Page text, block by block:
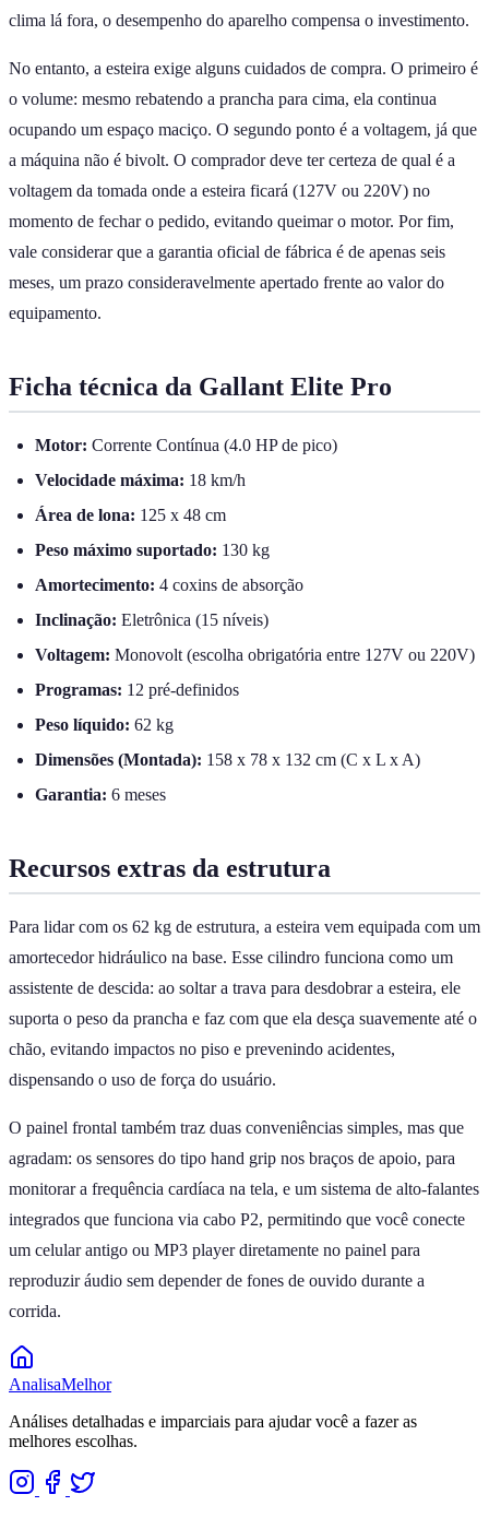
clima lá fora, o desempenho do aparelho compensa o investimento.
No entanto, a esteira exige alguns cuidados de compra. O primeiro é
o volume: mesmo rebatendo a prancha para cima, ela continua
ocupando um espaço maciço. O segundo ponto é a voltagem, já que
a máquina não é bivolt. O comprador deve ter certeza de qual é a
voltagem da tomada onde a esteira ficará (127V ou 220V) no
momento de fechar o pedido, evitando queimar o motor. Por fim,
vale considerar que a garantia oficial de fábrica é de apenas seis
meses, um prazo consideravelmente apertado frente ao valor do
equipamento.
Ficha técnica da Gallant Elite Pro
Motor: Corrente Contínua (4.0 HP de pico)
Velocidade máxima: 18 km/h
Área de lona: 125 x 48 cm
Peso máximo suportado: 130 kg
Amortecimento: 4 coxins de absorção
Inclinação: Eletrônica (15 níveis)
Voltagem: Monovolt (escolha obrigatória entre 127V ou 220V)
Programas: 12 pré-definidos
Peso líquido: 62 kg
Dimensões (Montada): 158 x 78 x 132 cm (C x L x A)
Garantia: 6 meses
Recursos extras da estrutura
Para lidar com os 62 kg de estrutura, a esteira vem equipada com um
amortecedor hidráulico na base. Esse cilindro funciona como um
assistente de descida: ao soltar a trava para desdobrar a esteira, ele
suporta o peso da prancha e faz com que ela desça suavemente até o
chão, evitando impactos no piso e prevenindo acidentes,
dispensando o uso de força do usuário.
O painel frontal também traz duas conveniências simples, mas que
agradam: os sensores do tipo hand grip nos braços de apoio, para
monitorar a frequência cardíaca na tela, e um sistema de alto-falantes
integrados que funciona via cabo P2, permitindo que você conecte
um celular antigo ou MP3 player diretamente no painel para
reproduzir áudio sem depender de fones de ouvido durante a
corrida.
AnalisaMelhor
Análises detalhadas e imparciais para ajudar você a fazer as
melhores escolhas.